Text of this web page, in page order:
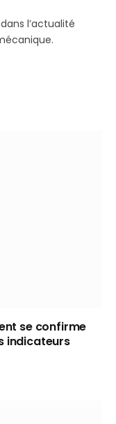
l’actualité
se confirme
indicateurs